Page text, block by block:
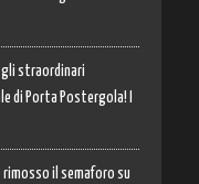
straordinari
di Porta Postergola! I
il semaforo su